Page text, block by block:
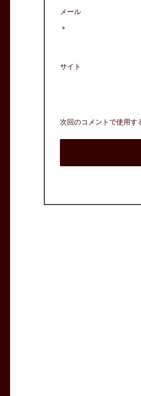
メール
＊
サイト
次回のコメントで使用す